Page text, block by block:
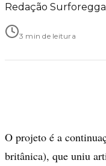
Redação
3 min de leitura
O projeto é a
britânica), que uniu